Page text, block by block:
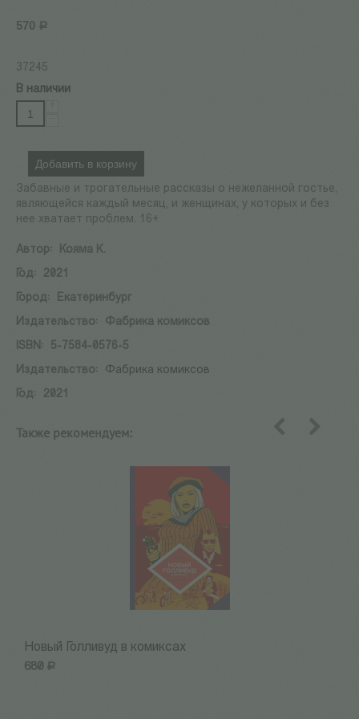
570 Р
37245
В наличии
Добавить в корзину
Забавные и трогательные рассказы о нежеланной гостье,
являющейся каждый месяц, и женщинах, у которых и без
нее хватает проблем. 16+
Автор:
Кояма К.
Год:
2021
Город:
Екатеринбург
Издательство:
Фабрика комиксов
ISBN:
5-7584-0576-5
Издательство:
Фабрика комиксов
Год:
2021
Также рекомендуем:
Новый Голливуд в комиксах
680 Р